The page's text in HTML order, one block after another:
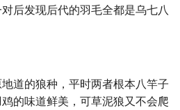
后发现后代的羽毛全都是乌七八
道的狼种，平时两者根本八竿子
的味道鲜美，可草泥狼又不会爬